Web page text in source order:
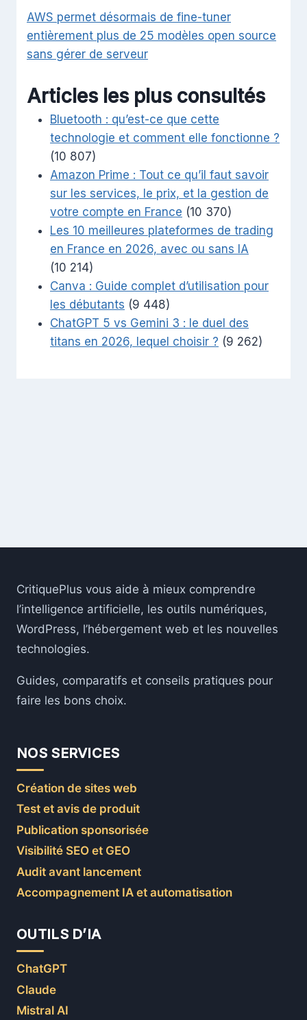
AWS permet désormais de fine-tuner
entièrement plus de 25 modèles open source
sans gérer de serveur
Articles les plus consultés
Bluetooth : qu’est-ce que cette
technologie et comment elle fonctionne ?
(10 807)
Amazon Prime : Tout ce qu’il faut savoir
sur les services, le prix, et la gestion de
votre compte en France (10 370)
Les 10 meilleures plateformes de trading
en France en 2026, avec ou sans IA
(10 214)
Canva : Guide complet d’utilisation pour
les débutants (9 448)
ChatGPT 5 vs Gemini 3 : le duel des
titans en 2026, lequel choisir ? (9 262)
CritiquePlus vous aide à mieux comprendre
l’intelligence artificielle, les outils numériques,
WordPress, l’hébergement web et les nouvelles
technologies.
Guides, comparatifs et conseils pratiques pour
faire les bons choix.
NOS SERVICES
Création de sites web
Test et avis de produit
Publication sponsorisée
Visibilité SEO et GEO
Audit avant lancement
Accompagnement IA et automatisation
OUTILS D’IA
ChatGPT
Claude
Mistral AI